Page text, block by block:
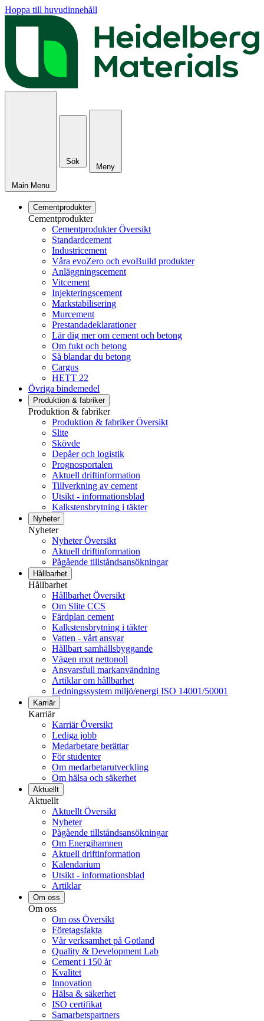
Hoppa till huvudinnehåll
Main Menu
Sök
Meny
Cementprodukter
Cementprodukter
Cementprodukter Översikt
Standardcement
Industricement
Våra evoZero och evoBuild produkter
Anläggningscement
Vitcement
Injekteringscement
Markstabilisering
Murcement
Prestandadeklarationer
Lär dig mer om cement och betong
Om fukt och betong
Så blandar du betong
Cargus
HETT 22
Övriga bindemedel
Produktion & fabriker
Produktion & fabriker
Produktion & fabriker Översikt
Slite
Skövde
Depåer och logistik
Prognosportalen
Aktuell driftinformation
Tillverkning av cement
Utsikt - informationsblad
Kalkstensbrytning i täkter
Nyheter
Nyheter
Nyheter Översikt
Aktuell driftinformation
Pågående tillståndsansökningar
Hållbarhet
Hållbarhet
Hållbarhet Översikt
Om Slite CCS
Färdplan cement
Kalkstensbrytning i täkter
Vatten - vårt ansvar
Hållbart samhällsbyggande
Vägen mot nettonoll
Ansvarsfull markanvändning
Artiklar om hållbarhet
Ledningssystem miljö/energi ISO 14001/50001
Karriär
Karriär
Karriär Översikt
Lediga jobb
Medarbetare berättar
För studenter
Om medarbetarutveckling
Om hälsa och säkerhet
Aktuellt
Aktuellt
Aktuellt Översikt
Nyheter
Pågående tillståndsansökningar
Om Energihamnen
Aktuell driftinformation
Kalendarium
Utsikt - informationsblad
Artiklar
Om oss
Om oss
Om oss Översikt
Företagsfakta
Vår verksamhet på Gotland
Quality & Development Lab
Cement i 150 år
Kvalitet
Innovation
Hälsa & säkerhet
ISO certifikat
Samarbetspartners